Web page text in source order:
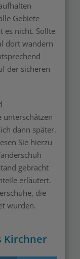
Gebiete
es nicht. Sollte
dort wandern
der sicheren
unterschätzen
dann später.
Sie hierzu
gebracht
erläutert.
die
wurden.
Kirchner